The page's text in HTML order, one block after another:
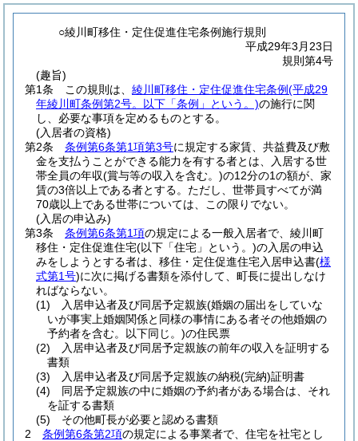
○綾川町移住・定住促進住宅条例施行規則
平成29年3月23日
規則第4号
(趣旨)
第1条
この規則は、 綾川町移住・定住促進住宅条例(平成29
年綾川町条例第2号。以下「条例」という。)の施行に関
し、必要な事項を定めるものとする。
(入居者の資格)
第2条
条例第6条第1項第3号に規定する家賃、共益費及び敷
金を支払うことができる能力を有する者とは、入居する世
帯全員の年収(賞与等の収入を含む。)の12分の1の額が、家
賃の3倍以上である者とする。 ただし、世帯員すべてが満
70歳以上である世帯については、この限りでない。
(入居の申込み)
第3条
条例第6条第1項の規定による一般入居者で、綾川町
移住・定住促進住宅(以下「住宅」という。)の入居の申込
みをしようとする者は、移住・定住促進住宅入居申込書(様
式第1号)に次に掲げる書類を添付して、町長に提出しなけ
ればならない。
(1)
入居申込者及び同居予定親族(婚姻の届出をしていな
いが事実上婚姻関係と同様の事情にある者その他婚姻の
予約者を含む。以下同じ。)の住民票
(2)
入居申込者及び同居予定親族の前年の収入を証明する
書類
(3)
入居申込者及び同居予定親族の納税(完納)証明書
(4)
同居予定親族の中に婚姻の予約者がある場合は、それ
を証する書類
(5)
その他町長が必要と認める書類
2
条例第6条第2項の規定による事業者で、住宅を社宅とし